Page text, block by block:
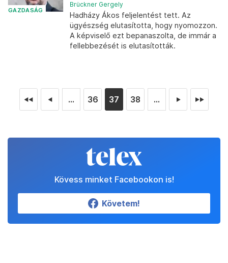
GAZDASÁG
Brückner Gergely
Hadházy Ákos feljelentést tett. Az
ügyészség elutasította, hogy nyomozzon.
A képviselő ezt bepanaszolta, de immár a
fellebbezését is elutasították.
◄◄ ◄ ... 36 37 38 ... ► ►►
Kövess minket Facebookon is!
Követem!